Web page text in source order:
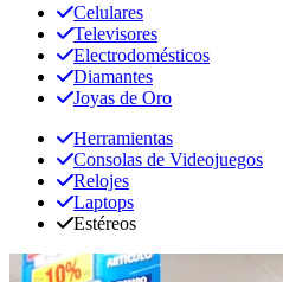
Celulares
Televisores
Electrodomésticos
Diamantes
Joyas de Oro
Herramientas
Consolas de Videojuegos
Relojes
Laptops
Estéreos